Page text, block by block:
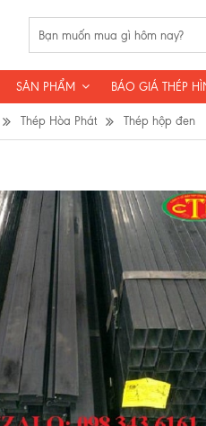
SẢN PHẨM BÁO GIÁ THÉP
Thép Hòa Phát Thép hộp đen